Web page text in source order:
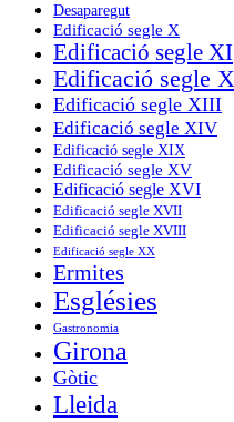
Desaparegut
Edificació segle X
Edificació segle XI
Edificació segle
Edificació segle XIII
Edificació segle XIV
Edificació segle XIX
Edificació segle XV
Edificació segle XVI
Edificació segle XVII
Edificació segle XVIII
Edificació segle XX
Ermites
Esglésies
Gastronomia
Girona
Gòtic
Lleida